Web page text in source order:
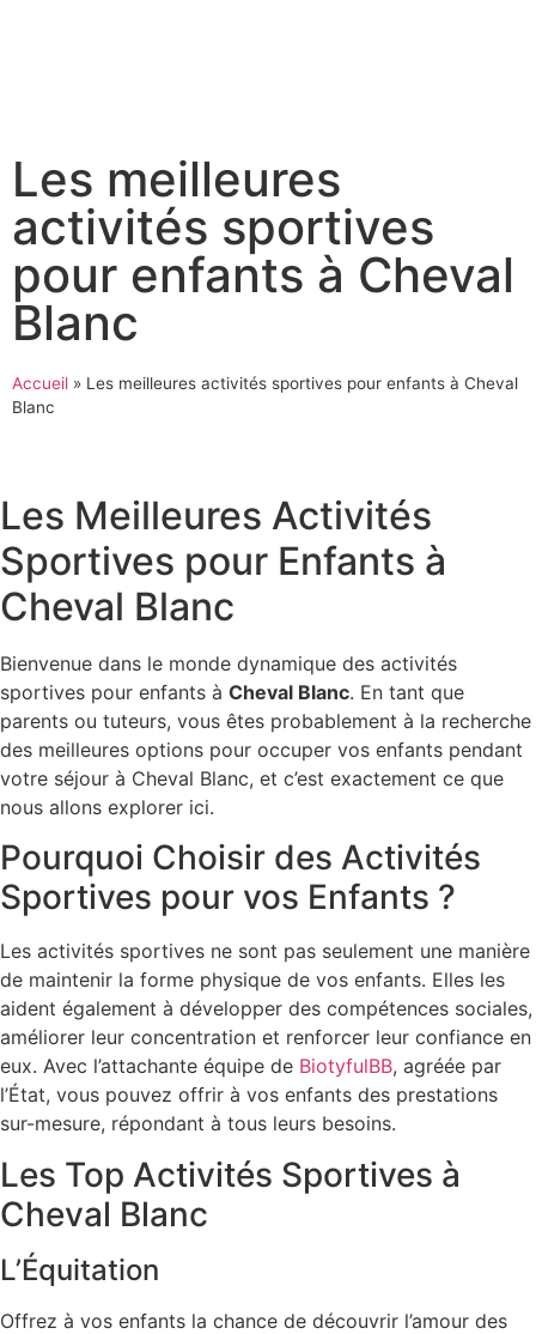
Les meilleures
activités sportives
pour enfants à Cheval
Blanc
Accueil » Les meilleures activités sportives pour enfants à Cheval
Blanc
Les Meilleures Activités
Sportives pour Enfants à
Cheval Blanc
Bienvenue dans le monde dynamique des activités
sportives pour enfants à Cheval Blanc. En tant que
parents ou tuteurs, vous êtes probablement à la recherche
des meilleures options pour occuper vos enfants pendant
votre séjour à Cheval Blanc, et c’est exactement ce que
nous allons explorer ici.
Pourquoi Choisir des Activités
Sportives pour vos Enfants ?
Les activités sportives ne sont pas seulement une manière
de maintenir la forme physique de vos enfants. Elles les
aident également à développer des compétences sociales,
améliorer leur concentration et renforcer leur confiance en
eux. Avec l’attachante équipe de BiotyfulBB, agréée par
l’État, vous pouvez offrir à vos enfants des prestations
sur-mesure, répondant à tous leurs besoins.
Les Top Activités Sportives à
Cheval Blanc
L’Équitation
Offrez à vos enfants la chance de découvrir l’amour des